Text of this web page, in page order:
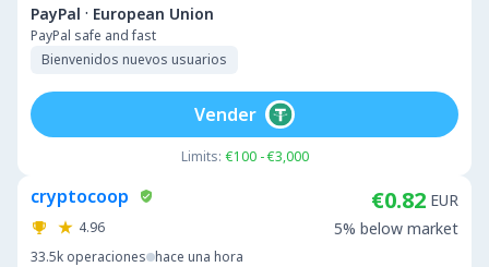
PayPal · European Union
PayPal safe and fast
Bienvenidos nuevos usuarios
Limits: €100 - €3,000
Vender
cryptocoop
4.96
33.5k operaciones hace una hora
€0.82 EUR
5% below market